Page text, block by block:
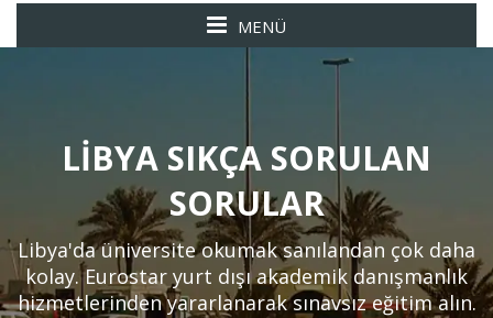
MENÜ
LIBYA SIKÇA SORULAN
SORULAR
Libya'da üniversite okumak sanılandan çok daha
kolay. Eurostar yurt dışı akademik danışmanlık
hizmetlerinden yararlanarak sınavsız eğitim alın.